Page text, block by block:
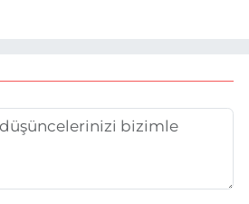
Eskişehir Haber Ajansı ile adım
hedefliyorum.